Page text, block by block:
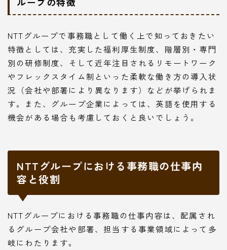
NTTグループで事務職として働く上で知っておきたい
特徴としては、充実した福利厚生制度、階層別・専門
別の研修制度、そして近年注目されるリモートワーク
やフレックスタイム制といった柔軟な働き方の導入状
況（会社や部署により異なります）などが挙げられま
す。また、グループ企業によっては、英語を使用する
機会がある場合も考慮しておくと良いでしょう。
NTTグループにおける事務職の仕事内
容と役割
NTTグループにおける事務職の仕事内容は、配属され
るグループ会社や部署、担当する事業領域によって多
岐にわたります。